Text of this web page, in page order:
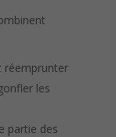
réemprunter
les
partie des